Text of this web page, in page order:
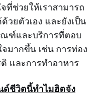
ที่ช่วยให้เราสามารถ
วยตัวเอง และยังเป็น
ฑ์และบริการที่ตอบ
มากขึ้น เช่น การท่อง
และการทำอาหาร
ด์ชีวิตนี้ทำไมฮิตจัง